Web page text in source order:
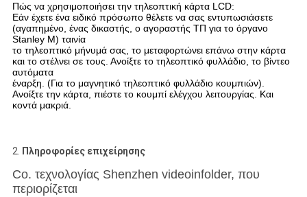
Πώς να χρησιμοποιήσει την τηλεοπτική κάρτα LCD:
Εάν έχετε ένα ειδικό πρόσωπο θέλετε να σας εντυπωσιάσετε
(αγαπημένο, ένας δικαστής, ο αγοραστής ΤΠ για το όργανο
Stanley Μ) ταινία
το τηλεοπτικό μήνυμά σας, το μεταφορτώνει επάνω στην κάρτα
και το στέλνει σε τους. Ανοίξτε το τηλεοπτικό φυλλάδιο, το βίντεο
αυτόματα
έναρξη. (Για το μαγνητικό τηλεοπτικό φυλλάδιο κουμπιών).
Ανοίξτε την κάρτα, πιέστε το κουμπί ελέγχου λειτουργίας. Και
κοντά μακριά.
2. Πληροφορίες επιχείρησης
Co. τεχνολογίας Shenzhen videoinfolder, που
περιορίζεται